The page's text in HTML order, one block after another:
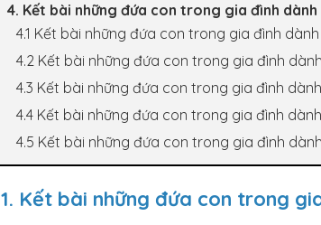
4. Kết bài những đứa con trong gia đình dành
4.1 Kết bài những đứa con trong gia đình dành
4.2 Kết bài những đứa con trong gia đình
4.3 Kết bài những đứa con trong gia đình
4.4 Kết bài những đứa con trong gia đình
4.5 Kết bài những đứa con trong gia đình
1. Kết bài những đứa con trong